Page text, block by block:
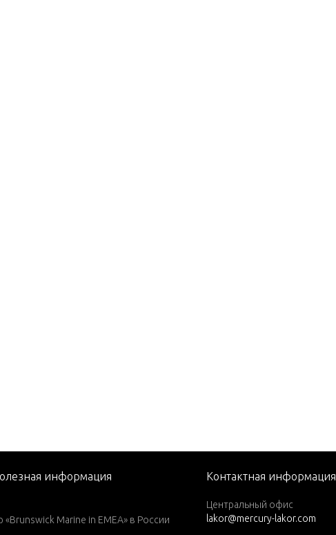
50 H.P. (1984)
информация
Marine in EMEA» в России
Контактная информация
Центральный офис
lakor@mercury-lakor.com